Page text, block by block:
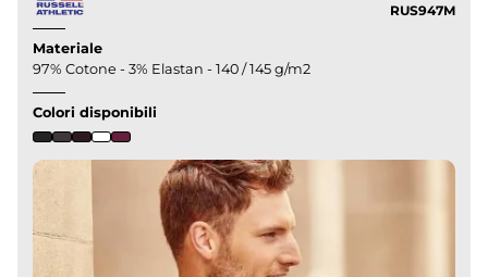
RUS947M
Materiale
97% Cotone - 3% Elastan - 140 / 145 g/m2
Colori disponibili